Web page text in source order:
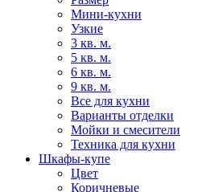
Мини-кухни
Узкие
3 кв. м.
5 кв. м.
6 кв. м.
9 кв. м.
Все для кухни
Варианты отделки
Мойки и смесители
Техника для кухни
Шкафы-купе
Цвет
Коричневые